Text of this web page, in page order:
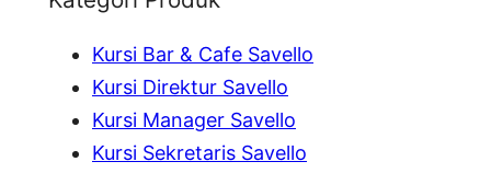
Kursi Bar & Cafe Savello
Kursi Direktur Savello
Kursi Manager Savello
Kursi Sekretaris Savello